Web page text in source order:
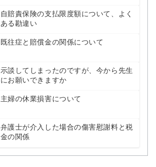
自賠責保険の支払限度額について、よく
ある勘違い
既往症と賠償金の関係について
示談してしまったのですが、今から先生
にお願いできますか
主婦の休業損害について
弁護士が介入した場合の傷害慰謝料と税
金の関係